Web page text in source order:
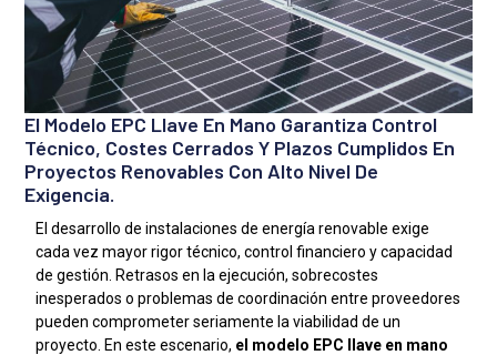
El Modelo EPC Llave En Mano Garantiza Control
Técnico, Costes Cerrados Y Plazos Cumplidos En
Proyectos Renovables Con Alto Nivel De
Exigencia.
El desarrollo de instalaciones de energía renovable exige
cada vez mayor rigor técnico, control financiero y capacidad
de gestión. Retrasos en la ejecución, sobrecostes
inesperados o problemas de coordinación entre proveedores
pueden comprometer seriamente la viabilidad de un
proyecto. En este escenario, el modelo EPC llave en mano